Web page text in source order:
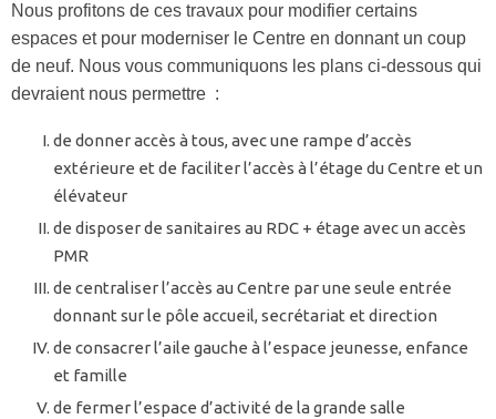
Nous profitons de ces travaux pour modifier certains
espaces et pour moderniser le Centre en donnant un coup
de neuf. Nous vous communiquons les plans ci-dessous qui
devraient nous permettre :
de donner accès à tous, avec une rampe d’accès
extérieure et de faciliter l’accès à l’étage du Centre et un
élévateur
de disposer de sanitaires au RDC + étage avec un accès
PMR
de centraliser l’accès au Centre par une seule entrée
donnant sur le pôle accueil, secrétariat et direction
de consacrer l’aile gauche à l’espace jeunesse, enfance
et famille
de fermer l’espace d’activité de la grande salle